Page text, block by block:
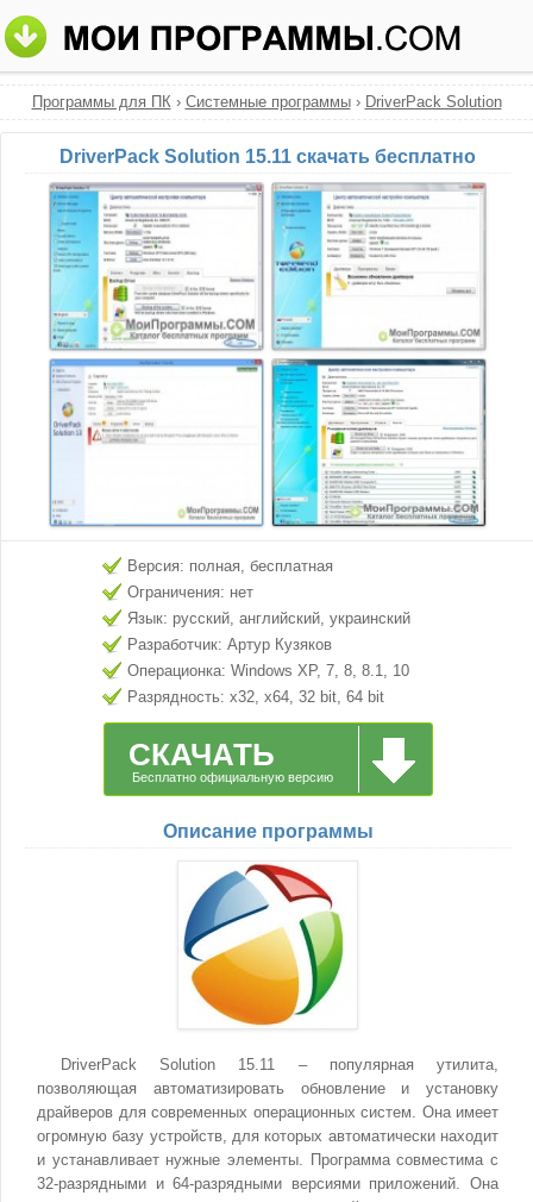
Программы для ПК› Системные программы› DriverPack Solution
DriverPack Solution 15.11 скачать бесплатно
Версия: полная, бесплатная
Ограничения: нет
Язык: русский, английский, украинский
Разработчик: Артур Кузяков
Операционка: Windows XP, 7, 8, 8.1, 10
Разрядность: x32, x64, 32 bit, 64 bit
СКАЧАТЬ
Бесплатно официальную версию
Описание программы
DriverPack Solution 15.11 – популярная утилита,
позволяющая автоматизировать обновление и установку
драйверов для современных операционных систем. Она имеет
огромную базу устройств, для которых автоматически находит
и устанавливает нужные элементы. Программа совместима с
32-разрядными и 64-разрядными версиями приложений. Она